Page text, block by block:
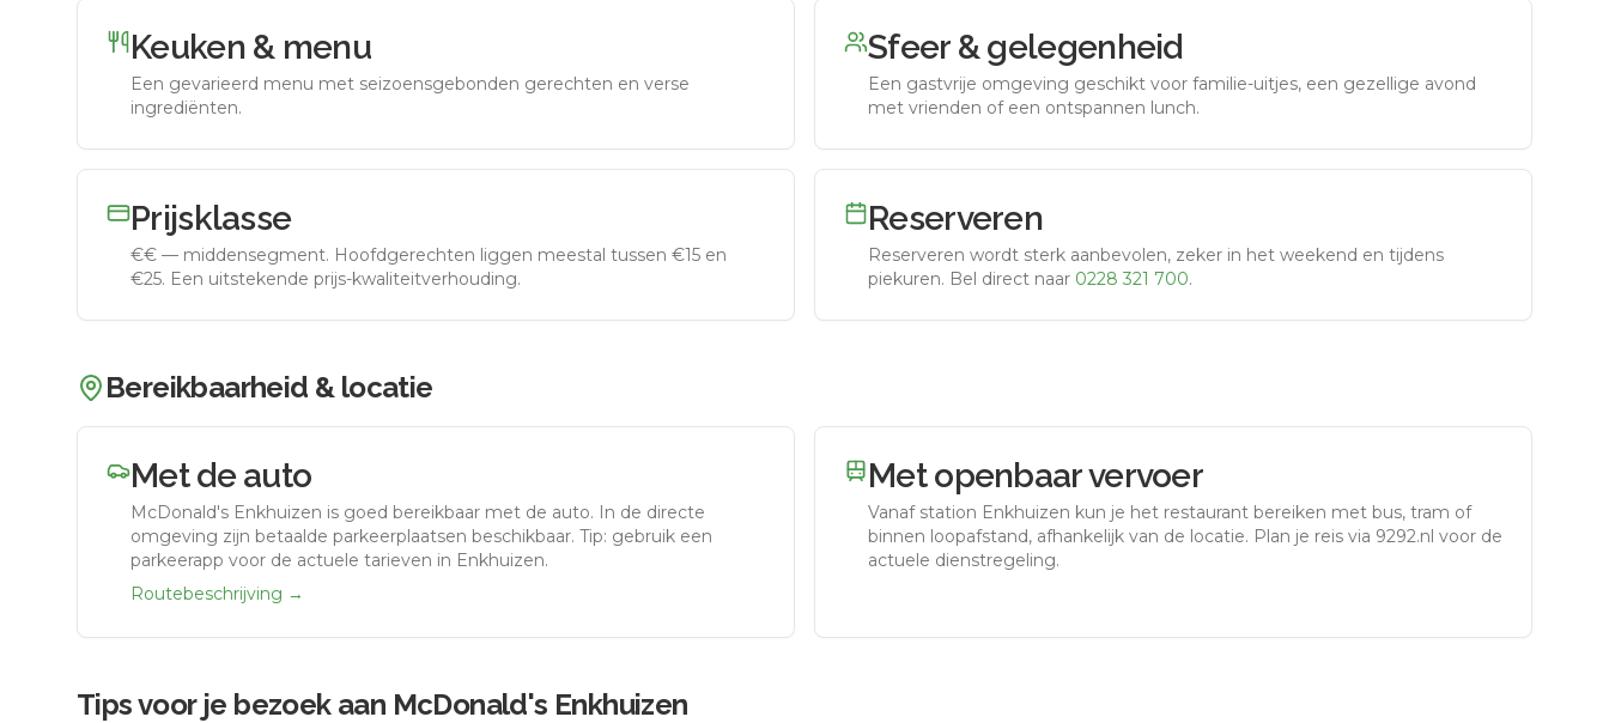
Keuken & menu
Een gevarieerd menu met seizoensgebonden gerechten en verse
ingrediënten.
Sfeer & gelegenheid
Een gastvrije omgeving geschikt voor familie-uitjes, een gezellige avond
met vrienden of een ontspannen lunch.
Prijsklasse
€€ — middensegment. Hoofdgerechten liggen meestal tussen €15 en
€25. Een uitstekende prijs-kwaliteitverhouding.
Reserveren
Reserveren wordt sterk aanbevolen, zeker in het weekend en tijdens
piekuren. Bel direct naar 0228 321 700.
Bereikbaarheid & locatie
Met de auto
McDonald's Enkhuizen is goed bereikbaar met de auto. In de directe
omgeving zijn betaalde parkeerplaatsen beschikbaar. Tip: gebruik een
parkeerapp voor de actuele tarieven in Enkhuizen.
Routebeschrijving →
Met openbaar vervoer
Vanaf station Enkhuizen kun je het restaurant bereiken met bus, tram of
binnen loopafstand, afhankelijk van de locatie. Plan je reis via 9292.nl voor de
actuele dienstregeling.
Tips voor je bezoek aan McDonald's Enkhuizen